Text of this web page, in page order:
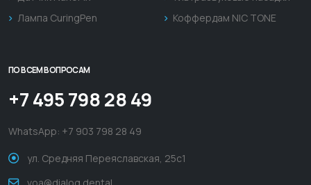
Лампа CuringPen
Коффердам NIC TONE
ПО ВСЕМ ВОПРОСАМ
+7 495 798 28 49
WhatsApp: +7 903 798 28 49
ул. Средняя Переяславская, 25с1